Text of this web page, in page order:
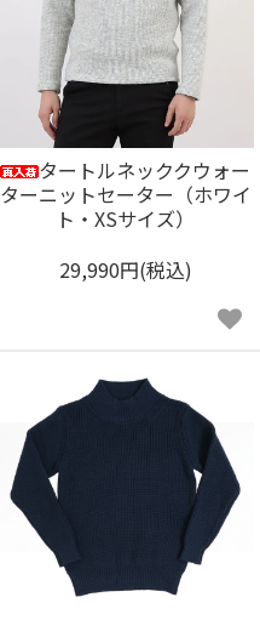
タートルネッククウォー
ターニットセーター（ホワイ
ト・XSサイズ）
29,990円(税込)